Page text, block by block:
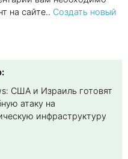
на сайте.. Создать новый
США и Израиль готовят
атаку на
инфраструктуру